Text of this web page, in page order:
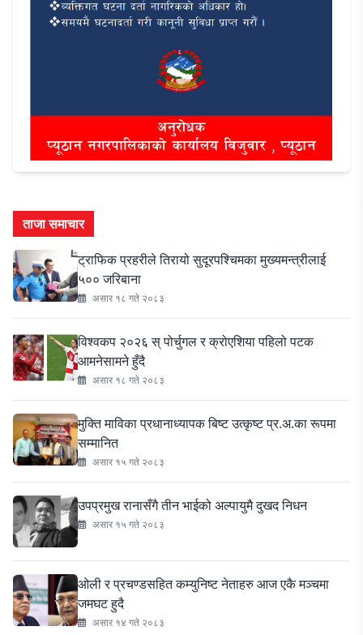
ताजा समाचार
ट्राफिक प्रहरीले तिरायो सुदूरपश्चिमका मुख्यमन्त्रीलाई
५०० जरिबाना
असार १८ गते २०८३
विश्वकप २०२६ स् पोर्चुगल र क्रोएशिया पहिलो पटक
आमनेसामने हुँदै
असार १८ गते २०८३
मुक्ति माविका प्रधानाध्यापक बिष्ट उत्कृष्ट प्र.अ.का रूपमा
सम्मानित
असार १५ गते २०८३
उपप्रमुख रानासँगै तीन भाईको अल्पायुमै दुखद निधन
असार १५ गते २०८३
ओली र प्रचण्डसहित कम्युनिष्ट नेताहरु आज एकै मञ्चमा
जमघट हुदै
असार १४ गते २०८३